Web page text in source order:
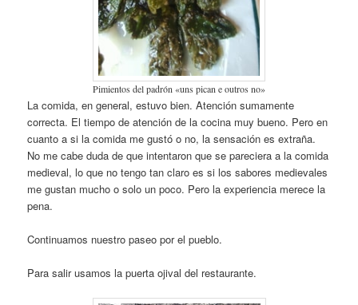
Pimientos del padrón «uns pican e outros no»
La comida, en general, estuvo bien. Atención sumamente
correcta. El tiempo de atención de la cocina muy bueno. Pero en
cuanto a si la comida me gustó o no, la sensación es extraña.
No me cabe duda de que intentaron que se pareciera a la comida
medieval, lo que no tengo tan claro es si los sabores medievales
me gustan mucho o solo un poco. Pero la experiencia merece la
pena.
Continuamos nuestro paseo por el pueblo.
Para salir usamos la puerta ojival del restaurante.